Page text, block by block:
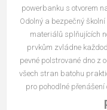
powerbanku s otvorem
Odolný a bezpečný
materiálů splňujících
prvkům zvládne
pevné polstrované dno z
všech stran batohu
pro pohodlné